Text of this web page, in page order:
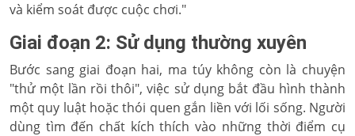
và kiểm soát được cuộc chơi."
Giai đoạn 2: Sử dụng thường xuyên
Bước sang giai đoạn hai, ma túy không còn là chuyện
"thử một lần rồi thôi", việc sử dụng bắt đầu hình thành
một quy luật hoặc thói quen gắn liền với lối sống. Người
dùng tìm đến chất kích thích vào những thời điểm cụ